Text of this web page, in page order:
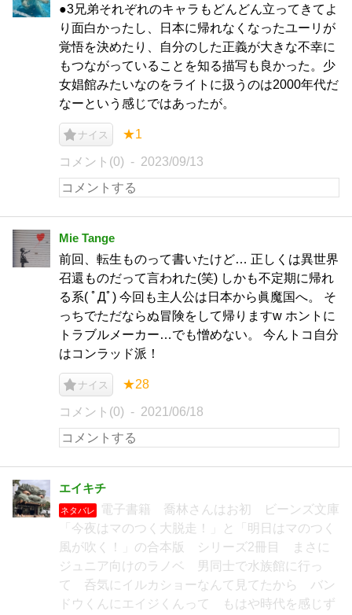
●3兄弟それぞれのキャラもどんどん立ってきてよ
り面白かったし、日本に帰れなくなったユーリが
覚悟を決めたり、自分のした正義が大きな不幸に
もつながっていることを知る描写も良かった。少
女娼館みたいなのをライトに扱うのは2000年代だ
なーという感じではあったが。
ナイス ★1
コメント(0) 2023/09/13
Mie Tange
前回、転生ものって書いたけど… 正しくは異世界
召還ものだって言われた(笑) しかも不定期に帰れ
る系( ﾟДﾟ) 今回も主人公は日本から眞魔国へ。 そ
っちでただならぬ冒険をして帰りますw ホントに
トラブルメーカー…でも憎めない。 今んトコ自分
はコンラッド派！
ナイス ★28
コメント(0) 2021/06/18
エイキチ
ネタバレ
電子書籍 喬林さんはお初 ビーンズ文庫
「今夜はマのつく大脱走！」と「明日はマのつく
風が吹く！」の合本版 シリーズ2冊目 まさに
ジュニア向けのラノベ 男同士で水族館に行っ
て 呑気にイルカショーなんて見てたから バン
ドウくんにエイジくんって もはや時代を感じず